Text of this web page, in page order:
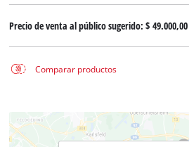
Precio de venta al público sugerido:$ 49.000,00
Comparar productos